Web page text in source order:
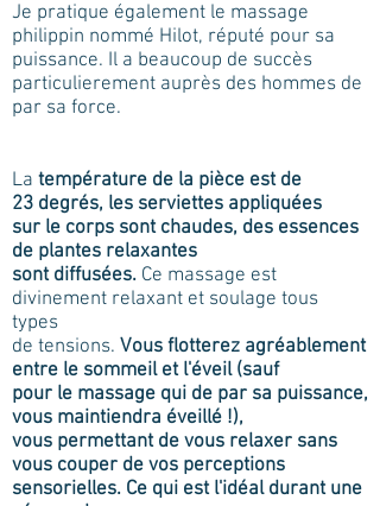
Je pratique également le massage
philippin nommé Hilot, réputé pour sa
puissance. Il a beaucoup de succès
particulierement auprès des hommes de
par sa force.
La température de la pièce est de
23 degrés, les serviettes appliquées
sur le corps sont chaudes, des essences
de plantes relaxantes
sont diffusées. Ce massage est
divinement relaxant et soulage tous
types
de tensions. Vous flotterez agréablement
entre le sommeil et l'éveil (sauf
pour le massage qui de par sa puissance,
vous maintiendra éveillé !),
vous permettant de vous relaxer sans
vous couper de vos perceptions
sensorielles. Ce qui est l'idéal durant une